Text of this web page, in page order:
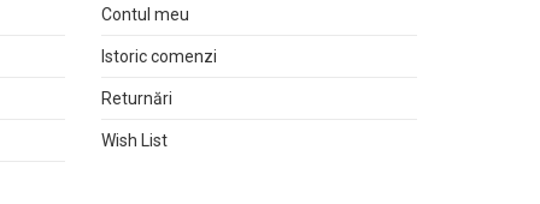
Contul meu
Istoric comenzi
Returnări
Wish List